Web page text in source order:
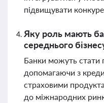
підвищувати
Яку роль мають
середнього
Банки можуть
допомагаючи з
страховими
до міжнародних